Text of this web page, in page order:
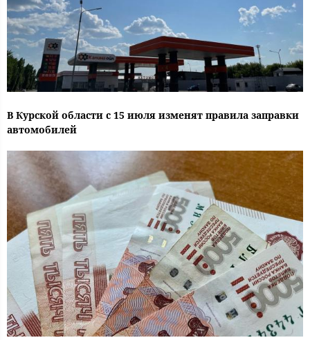
В Курской области с 15 июля изменят правила заправки
автомобилей